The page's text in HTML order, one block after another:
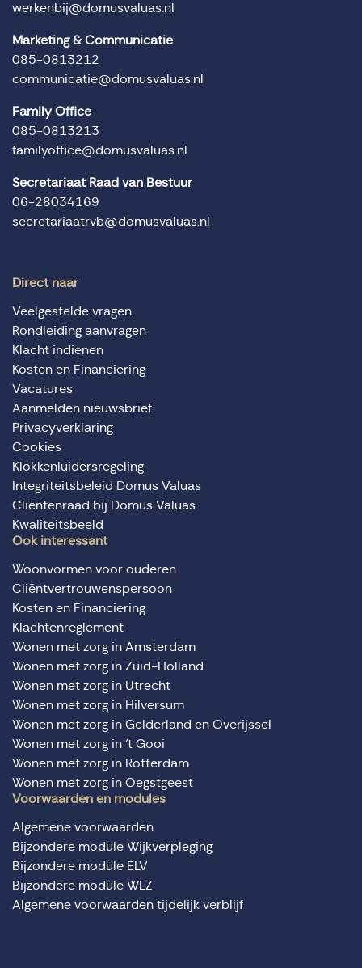
werkenbij@domusvaluas.nl
Marketing & Communicatie
085-0813212
communicatie@domusvaluas.nl
Family Office
085-0813213
familyoffice@domusvaluas.nl
Secretariaat Raad van Bestuur
06-28034169
secretariaatrvb@domusvaluas.nl
Direct naar
Veelgestelde vragen
Rondleiding aanvragen
Klacht indienen
Kosten en Financiering
Vacatures
Aanmelden nieuwsbrief
Privacyverklaring
Cookies
Klokkenluidersregeling
Integriteitsbeleid Domus Valuas
Cliëntenraad bij Domus Valuas
Kwaliteitsbeeld
Ook interessant
Woonvormen voor ouderen
Cliëntvertrouwenspersoon
Kosten en Financiering
Klachtenreglement
Wonen met zorg in Amsterdam
Wonen met zorg in Zuid-Holland
Wonen met zorg in Utrecht
Wonen met zorg in Hilversum
Wonen met zorg in Gelderland en Overijssel
Wonen met zorg in ‘t Gooi
Wonen met zorg in Rotterdam
Wonen met zorg in Oegstgeest
Voorwaarden en modules
Algemene voorwaarden
Bijzondere module Wijkverpleging
Bijzondere module ELV
Bijzondere module WLZ
Algemene voorwaarden tijdelijk verblijf